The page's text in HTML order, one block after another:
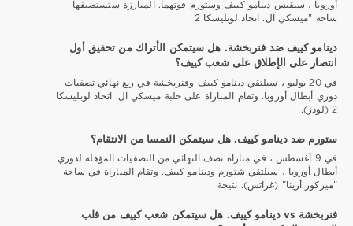
أوروبا ، سيقيس دينامو كييف وستورم قوتهما. المبارزة ستستضيفها
ساحة "ميسكي آل. اتحاد لوبليسكا 2
دينامو كييف ضد فنربخشة. هل سيتمكن الأتراك من تحقيق أول
انتصار على الإطلاق على شعب كييف؟
في 20 يوليو ، سيلتقي دينامو كييف وفنربخشة في ربع نهائي تصفيات
دوري أبطال أوروبا. وتقام المباراة على حلبة ميسكي ال. اتحاد لوبليسكا
2 (لودز).
ستورم ضد دينامو كييف. هل سيتمكن النمسا من الانتقام؟
في 9 أغسطس ، في مباراة نصف النهائي من التصفيات المؤهلة لدوري
أبطال أوروبا ، سيلتقي شتورم ودينامو كييف. وتقام المباراة في ساحة
"ميركور أرينا" (غراتس). نتيجة
فنربخشة vs دينامو كييف. هل سيتمكن شعب كييف من قلب